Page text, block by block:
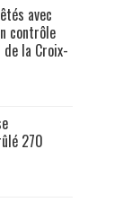
avec
contrôle
la Croix-
270